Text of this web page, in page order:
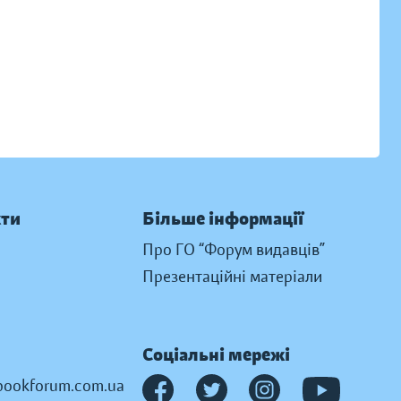
Більше інформації
Про ГО “Форум видавців”
Презентаційні матеріали
Соціальні мережі